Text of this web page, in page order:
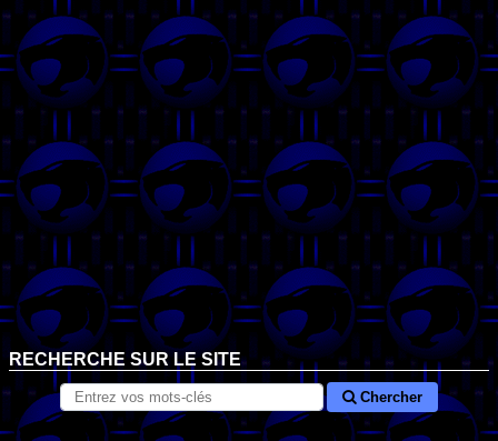
RECHERCHE SUR LE SITE
Chercher